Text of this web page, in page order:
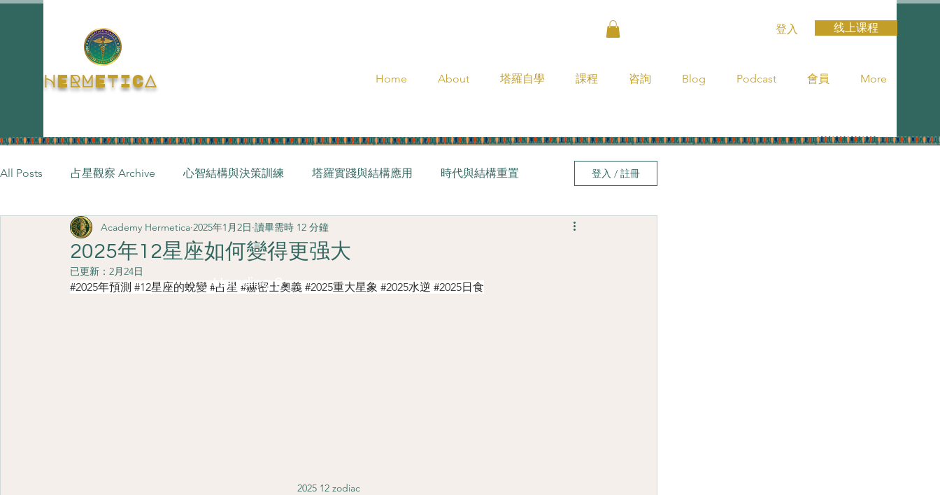
HERMETICA
登入 线上课程
Home About 塔羅自學 課程 咨詢 Blog Podcast 會員 More
All Posts 占星觀察 Archive 心智結構與決策訓練 塔羅實踐與結構應用 時代與結構重置 登入 / 註冊
2025年12星座如何變得更强大
Academy Hermetica 2025年1月2日 讀畢需時 12 分鐘
已更新： 2月24日
#2025年預測 #12星座的蛻變 #占星 #赫密士奧義 #2025重大星象 #2025水逆 #2025日食
2025 12 zodiac
Heading 6